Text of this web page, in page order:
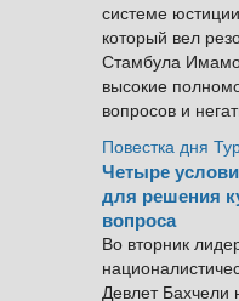
системе
который вел
Стамбула
высокие
вопросов и
Повестка дня
Четыре
для решения
вопроса
Во вторник
Девлет Бахчели